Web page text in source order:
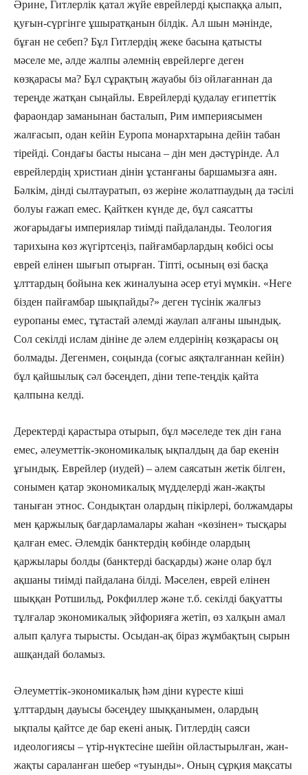
Әрине, Гитлерлік қатал жүйе еврейлерді қыспаққа алып,
қуғын-сүргінге ұшыратқанын білдік. Ал шын мәнінде,
бұған не себеп? Бұл Гитлердің жеке басына қатысты
мәселе ме, әлде жалпы әлемнің еврейлерге деген
көзқарасы ма? Бұл сұрақтың жауабы біз ойлағаннан да
тереңде жатқан сыңайлы. Еврейлерді қудалау египеттік
фараондар заманынан басталып, Рим империясымен
жалғасып, одан кейін Еуропа монархтарына дейін табан
тірейді. Сондағы басты нысана – дін мен дәстүрінде. Ал
еврейлердің христиан дінін ұстанғаны баршамызға аян.
Бәлкім, дінді сылтауратып, өз жеріне жолатпаудың да тәсілі
болуы ғажап емес. Қайткен күнде де, бұл саясатты
жоғарыдағы империялар тиімді пайдаланды. Теология
тарихына көз жүгіртсеңіз, пайғамбарлардың көбісі осы
еврей елінен шығып отырған. Тіпті, осының өзі басқа
ұлттардың бойына кек жиналуына әсер етуі мүмкін. «Неге
бізден пайғамбар шықпайды?» деген түсінік жалғыз
еуропаны емес, тұтастай әлемді жаулап алғаны шындық.
Сол секілді ислам дініне де әлем елдерінің көзқарасы оң
болмады. Дегенмен, соңында (соғыс аяқталғаннан кейін)
бұл қайшылық сәл бәсеңдеп, діни тепе-теңдік қайта
қалпына келді.
Деректерді қарастыра отырып, бұл мәселеде тек дін ғана
емес, әлеуметтік-экономикалық ықпалдың да бар екенін
ұғындық. Еврейлер (иудей) – әлем саясатын жетік білген,
сонымен қатар экономикалық мүдделерді жан-жақты
таныған этнос. Сондықтан олардың пікірлері, болжамдары
мен қаржылық бағдарламалары жаһан «көзінен» тысқары
қалған емес. Әлемдік банктердің көбінде олардың
қаржылары болды (банктерді басқарды) және олар бұл
ақшаны тиімді пайдалана білді. Мәселен, еврей елінен
шыққан Ротшильд, Рокфиллер және т.б. секілді бақуатты
тұлғалар экономикалық эйфорияға жетіп, өз халқын амал
алып қалуға тырысты. Осыдан-ақ біраз жұмбақтың сырын
ашқандай боламыз.
Әлеуметтік-экономикалық һәм діни күресте кіші
ұлттардың дауысы бәсеңдеу шыққанымен, олардың
ықпалы қайтсе де бар екені анық. Гитлердің саяси
идеологиясы – үтір-нүктесіне шейін ойластырылған, жан-
жақты сараланған шебер «туынды». Оның сұрқия мақсаты